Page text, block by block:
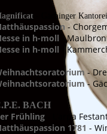
- Gächinger
-
in h-moll -
in h-moll -
-
-
BACH
Frühling - L’arpa
1781 -